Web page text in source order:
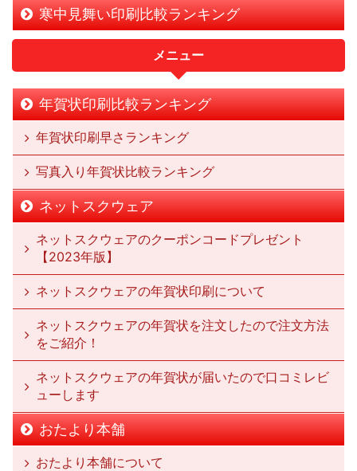
寒中見舞い印刷比較ランキング
メニュー
年賀状印刷比較ランキング
年賀状印刷早さランキング
写真入り年賀状比較ランキング
ネットスクウェア
ネットスクウェアのクーポンコードプレゼント
【2023年版】
ネットスクウェアの年賀状印刷について
ネットスクウェアの年賀状を注文したので注文方法
をご紹介！
ネットスクウェアの年賀状が届いたので口コミレビ
ューします
おたより本舗
おたより本舗について